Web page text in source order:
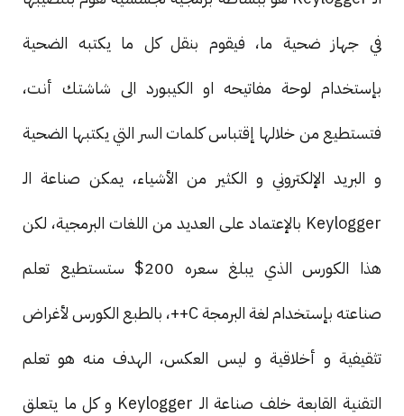
في جهاز ضحية ما، فيقوم بنقل كل ما يكتبه الضحية
بإستخدام لوحة مفاتيحه او الكيبورد الى شاشتك أنت،
فتستطيع من خلالها إقتباس كلمات السر التي يكتبها الضحية
و البريد الإلكتروني و الكثير من الأشياء، يمكن صناعة الـ
Keylogger بالإعتماد على العديد من اللغات البرمجية، لكن
هذا الكورس الذي يبلغ سعره 200$ ستستطيع تعلم
صناعته بإستخدام لغة البرمجة C++، بالطبع الكورس لأغراض
تثقيفية و أخلاقية و ليس العكس، الهدف منه هو تعلم
التقنية القابعة خلف صناعة الـ Keylogger و كل ما يتعلق